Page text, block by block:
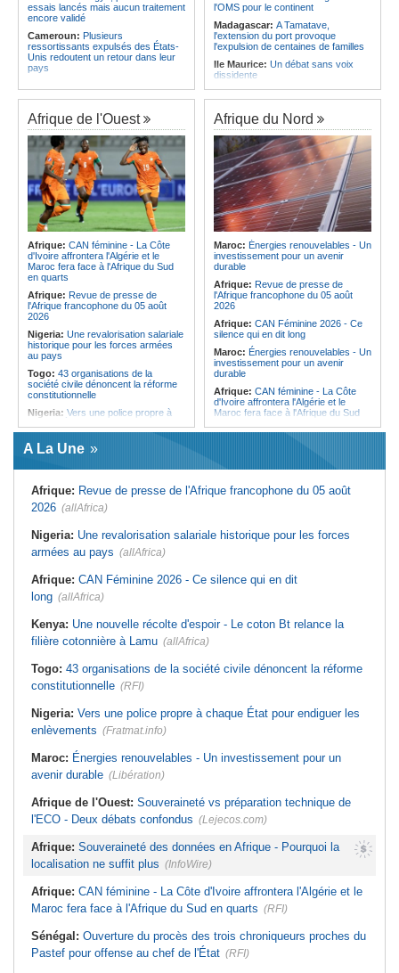
essais lancés mais aucun traitement
encore validé
Cameroun: Plusieurs
ressortissants expulsés des États-
Unis redoutent un retour dans leur
pays
Cameroun:Une campagne de
sensibilisation menée dans les
aéroports contre le trafic d'espèces
protégées
Congo-Kinshasa:« L'épidémie
d'Ebola ne montre aucun signe de
ralentissement »
Centrafrique:Reprise des
audiences criminelles après
plusieurs mois de retard
Congo-Kinshasa:Où en est le
projet d'échange de prisonniers
entre Kinshasa et l'AFC/M23?
Centrafrique:Incident au pays -
Les FACA récupèrent des armes
l'OMS pour le continent
Madagascar: A Tamatave,
l'extension du port provoque
l'expulsion de centaines de familles
Ile Maurice: Un débat sans voix
dissidente
Ile Maurice:Révision des frais de la
FSC - La crainte d'un coup de froid
sur la compétitivité
Ile Maurice:Fayzal Ally Beegun
dénonce des interpellations «sans
dignité»
Ile Maurice:Migration - Le pays
face au défi de la main-d'oeuvre de
demain
Ile Maurice:Plus d'émissions,
moins d'eau, toujours accro aux
fossiles - Le bilan climatique dans le
rouge
Ile Maurice:Le pays et l'Arabie
saoudite renforcent leur coopération
Afrique de l'Ouest
Afrique: CAN féminine - La Côte
d'Ivoire affrontera l'Algérie et le
Maroc fera face à l'Afrique du Sud
en quarts
Afrique: Revue de presse de
l'Afrique francophone du 05 août
2026
Nigeria: Une revalorisation salariale
historique pour les forces armées
au pays
Togo: 43 organisations de la
société civile dénoncent la réforme
constitutionnelle
Nigeria: Vers une police propre à
enlèvements
Afrique de l'Ouest:
Deux débats confondus
Afrique:CAN féminine - La Côte
d'Ivoire affrontera l'Algérie et le
Maroc fera face à l'Afrique du Sud
Sénégal:Ouverture du procès des
trois chroniqueurs proches du
Pastef pour offense au chef de l'État
Mali:La Cour suprême rejette la
demande de libération du militant
Clément Dembélé
Guinée:
Polémique autour des
vacances du président Doumbouya
en Grèce - Opposition et citoyens
Afrique du Nord
Maroc: Énergies renouvelables - Un
investissement pour un avenir
durable
Afrique: Revue de presse de
l'Afrique francophone du 05 août
2026
Afrique: CAN Féminine 2026 - Ce
silence qui en dit long
Maroc: Énergies renouvelables - Un
investissement pour un avenir
durable
Afrique: CAN féminine - La Côte
d'Ivoire affrontera l'Algérie et le
Maroc fera face à l'Afrique du Sud
endémique à Radès oblige le
avoir prévenu l'Espagne des risques
avant la crise migratoire
économique et diplomatique
au premier semestre
A La Une
Afrique: Revue de presse de l'Afrique francophone du 05 août
2026 (allAfrica)
Nigeria: Une revalorisation salariale historique pour les forces
armées au pays (allAfrica)
Afrique: CAN Féminine 2026 - Ce silence qui en dit
long (allAfrica)
Kenya: Une nouvelle récolte d'espoir - Le coton Bt relance la
filière cotonnière à Lamu (allAfrica)
Togo: 43 organisations de la société civile dénoncent la réforme
constitutionnelle (RFI)
Nigeria: Vers une police propre à chaque État pour endiguer les
enlèvements (Fratmat.info)
Maroc: Énergies renouvelables - Un investissement pour un
avenir durable (Libération)
Afrique de l'Ouest: Souveraineté vs préparation technique de
l'ECO - Deux débats confondus (Lejecos.com)
Afrique: Souveraineté des données en Afrique - Pourquoi la
localisation ne suffit plus (InfoWire)
Afrique: CAN féminine - La Côte d'Ivoire affrontera l'Algérie et le
Maroc fera face à l'Afrique du Sud en quarts (RFI)
Sénégal: Ouverture du procès des trois chroniqueurs proches du
Pastef pour offense au chef de l'État (RFI)